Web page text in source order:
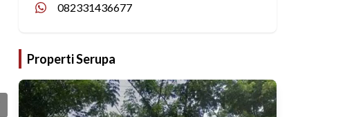
082331436677
Properti Serupa